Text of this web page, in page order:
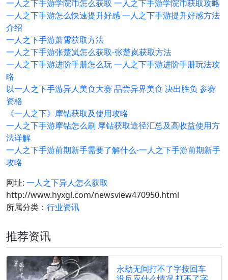
一人之下手游学院币怎么获取 一人之下手游学院币获取攻略
一人之下手游怎么快速提升好感 一人之下手游提升好感方法
介绍
一人之下手游萧霄获取方法
一人之下手游张楚岚怎么获取-张楚岚获取方法
一人之下手游进阶手册怎么玩 一人之下手游进阶手册玩法攻
略
以一人之下手游异人美食大赛 品尝异界美食 决出胜负 参赛
资格
《一人之下》摩钻获取及使用攻略
一人之下手游摩钻怎么刷 摩钻获取途径汇总及高收益使用方
法详解
一人之下手游前期新手需要了解什么-一人之下手游前期新手
攻略
网址: 一人之下异人怎么获取
http://www.hyxgl.com/newsview470950.html
所属分类： 行业资讯
推荐资讯
永劫无间打不了字按回车